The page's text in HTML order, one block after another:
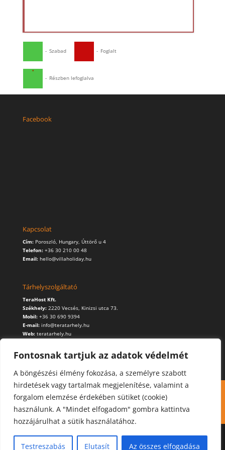
Fontosnak tartjuk az adatok védelmét
A böngészési élmény fokozása, a személyre szabott
hirdetések vagy tartalmak megjelenítése, valamint a
forgalom elemzése érdekében sütiket (cookie)
használunk. A "Mindet elfogadom" gombra kattintva
hozzájárulhat a sütik használatához.
Testreszabás Elutasít Az összes elfogadása
- Szabad - Foglalt
·
- Részben lefoglalva
Facebook
Kapcsolat
Cím: Poroszló, Hungary, Úttörő u 4
Telefon: +36 30 210 00 48
Email: hello@villaholiday.hu
Tárhelyszolgáltató
TeraHost Kft.
Székhely: 2220 Vecsés, Kinizsi utca 73.
Mobil: +36 30 690 9394
E-mail: info@teratarhely.hu
Web: teratarhely.hu
Kapcsolat Foglalás
Cookie (süti) használat
Adatvédelmi szabályzat